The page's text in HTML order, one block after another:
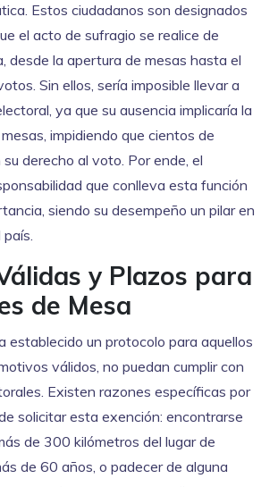
Estos ciudadanos son designados
el acto de sufragio se realice de
desde la apertura de mesas hasta el
Sin ellos, sería imposible llevar a
ya que su ausencia implicaría la
impidiendo que cientos de
derecho al voto. Por ende, el
que conlleva esta función
siendo su desempeño un pilar en
y Plazos para
de Mesa
establecido un protocolo para aquellos
válidos, no puedan cumplir con
Existen razones específicas por
solicitar esta exención: encontrarse
de 300 kilómetros del lugar de
de 60 años, o padecer de alguna